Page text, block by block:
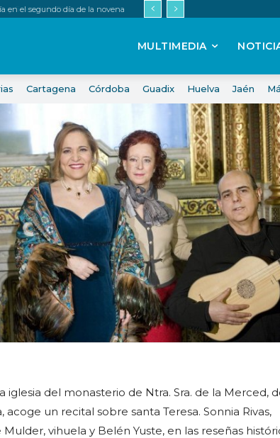
en el segundo día de la novena
MULTIMEDIA
Cartagena Córdoba Guadix Huelva Jaén
iglesia del monasterio de Ntra. Sra. de la Merced,
un recital sobre santa Teresa. Sonnia Rivas,
vihuela y Belén Yuste, en las reseñas